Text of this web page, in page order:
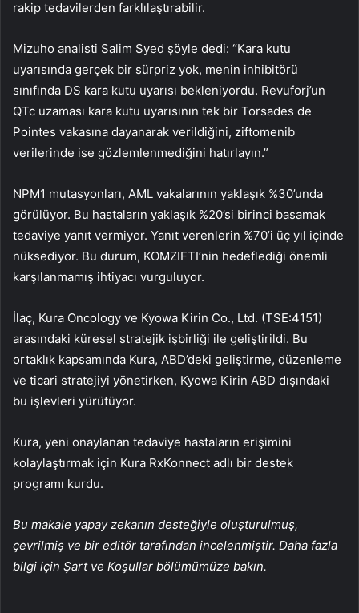
rakip tedavilerden farklılaştırabilir.
Mizuho analisti Salim Syed şöyle dedi: “Kara kutu
uyarısında gerçek bir sürpriz yok, menin inhibitörü
sınıfında DS kara kutu uyarısı bekleniyordu. Revuforj’un
QTc uzaması kara kutu uyarısının tek bir Torsades de
Pointes vakasına dayanarak verildiğini, ziftomenib
verilerinde ise gözlemlenmediğini hatırlayın.”
NPM1 mutasyonları, AML vakalarının yaklaşık %30’unda
görülüyor. Bu hastaların yaklaşık %20’si birinci basamak
tedaviye yanıt vermiyor. Yanıt verenlerin %70’i üç yıl içinde
nüksediyor. Bu durum, KOMZIFTI’nin hedeflediği önemli
karşılanmamış ihtiyacı vurguluyor.
İlaç, Kura Oncology ve Kyowa Kirin Co., Ltd. (TSE:4151)
arasındaki küresel stratejik işbirliği ile geliştirildi. Bu
ortaklık kapsamında Kura, ABD’deki geliştirme, düzenleme
ve ticari stratejiyi yönetirken, Kyowa Kirin ABD dışındaki
bu işlevleri yürütüyor.
Kura, yeni onaylanan tedaviye hastaların erişimini
kolaylaştırmak için Kura RxKonnect adlı bir destek
programı kurdu.
Bu makale yapay zekanın desteğiyle oluşturulmuş,
çevrilmiş ve bir editör tarafından incelenmiştir. Daha fazla
bilgi için Şart ve Koşullar bölümümüze bakın.